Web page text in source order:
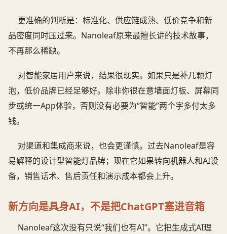
更准确的判断是：标准化、供应链成熟、低价竞争和新
品密度同时压过来。Nanoleaf原来最擅长讲的技术故事，
不再那么稀缺。
对智能家居用户来说，结果很现实。如果只是补几颗灯
泡，低价品牌已经足够好。除非你很在意墙面灯板、屏幕同
步或统一App体验，否则没有必要为“智能”两个字多付太多
钱。
对渠道和集成商来说，也会更谨慎。过去Nanoleaf是容
易解释的设计型智能灯品牌；现在它如果转向机器人和AI设
备，销售话术、售后责任和演示成本都会上升。
新方向是具身AI，不是把ChatGPT塞进音箱
Nanoleaf这次没有只说“我们也有AI”。它把生成式AI理